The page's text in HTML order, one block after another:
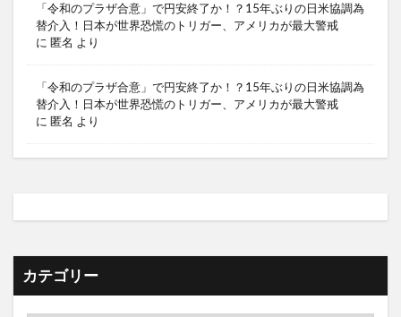
「令和のプラザ合意」で円安終了か！？15年ぶりの日米協調為
替介入！日本が世界恐慌のトリガー、アメリカが最大警戒
に 匿名 より
「令和のプラザ合意」で円安終了か！？15年ぶりの日米協調為
替介入！日本が世界恐慌のトリガー、アメリカが最大警戒
に 匿名 より
カテゴリー